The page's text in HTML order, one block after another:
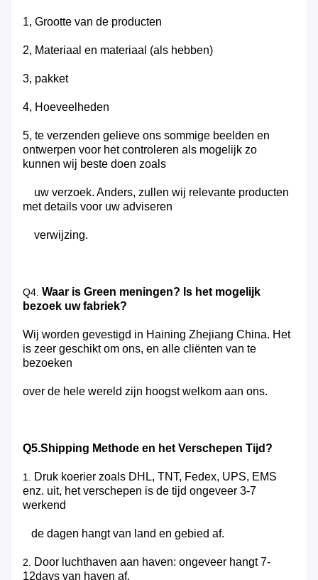
1, Grootte van de producten
2, Materiaal en materiaal (als hebben)
3, pakket
4, Hoeveelheden
5, te verzenden gelieve ons sommige beelden en
ontwerpen voor het controleren als mogelijk zo
kunnen wij beste doen zoals
uw verzoek. Anders, zullen wij relevante producten
met details voor uw adviseren
verwijzing.
Q4. Waar is Green meningen? Is het mogelijk
bezoek uw fabriek?
Wij worden gevestigd in Haining Zhejiang China. Het
is zeer geschikt om ons, en alle cliënten van te
bezoeken
over de hele wereld zijn hoogst welkom aan ons.
Q5.Shipping Methode en het Verschepen Tijd?
1. Druk koerier zoals DHL, TNT, Fedex, UPS, EMS
enz. uit, het verschepen is de tijd ongeveer 3-7
werkend
de dagen hangt van land en gebied af.
2. Door luchthaven aan haven: ongeveer hangt 7-
12days van haven af.